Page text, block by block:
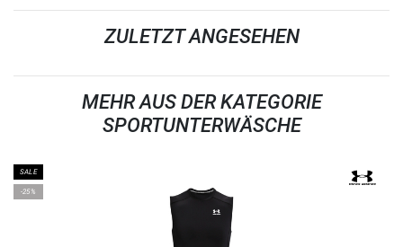
ZULETZT ANGESEHEN
MEHR AUS DER KATEGORIE
SPORTUNTERWÄSCHE
SALE
-25%